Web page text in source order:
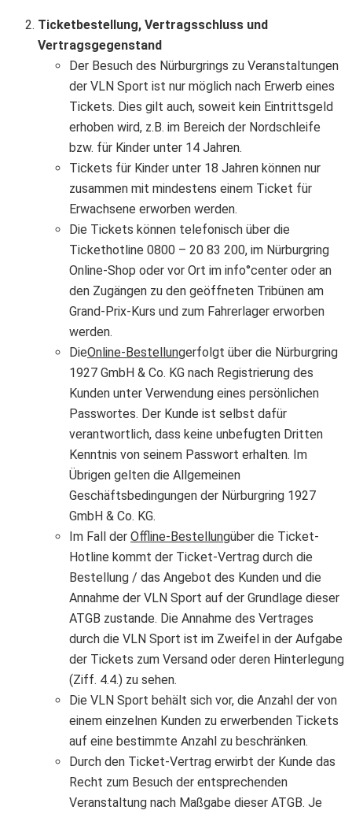
Ticketbestellung, Vertragsschluss und
Vertragsgegenstand
Der Besuch des Nürburgrings zu Veranstaltungen
der VLN Sport ist nur möglich nach Erwerb eines
Tickets. Dies gilt auch, soweit kein Eintrittsgeld
erhoben wird, z.B. im Bereich der Nordschleife
bzw. für Kinder unter 14 Jahren.
Tickets für Kinder unter 18 Jahren können nur
zusammen mit mindestens einem Ticket für
Erwachsene erworben werden.
Die Tickets können telefonisch über die
Tickethotline 0800 – 20 83 200, im Nürburgring
Online-Shop oder vor Ort im info°center oder an
den Zugängen zu den geöffneten Tribünen am
Grand-Prix-Kurs und zum Fahrerlager erworben
werden.
DieOnline-Bestellungerfolgt über die Nürburgring
1927 GmbH & Co. KG nach Registrierung des
Kunden unter Verwendung eines persönlichen
Passwortes. Der Kunde ist selbst dafür
verantwortlich, dass keine unbefugten Dritten
Kenntnis von seinem Passwort erhalten. Im
Übrigen gelten die Allgemeinen
Geschäftsbedingungen der Nürburgring 1927
GmbH & Co. KG.
Im Fall der Offline-Bestellungüber die Ticket-
Hotline kommt der Ticket-Vertrag durch die
Bestellung / das Angebot des Kunden und die
Annahme der VLN Sport auf der Grundlage dieser
ATGB zustande. Die Annahme des Vertrages
durch die VLN Sport ist im Zweifel in der Aufgabe
der Tickets zum Versand oder deren Hinterlegung
(Ziff. 4.4.) zu sehen.
Die VLN Sport behält sich vor, die Anzahl der von
einem einzelnen Kunden zu erwerbenden Tickets
auf eine bestimmte Anzahl zu beschränken.
Durch den Ticket-Vertrag erwirbt der Kunde das
Recht zum Besuch der entsprechenden
Veranstaltung nach Maßgabe dieser ATGB. Je